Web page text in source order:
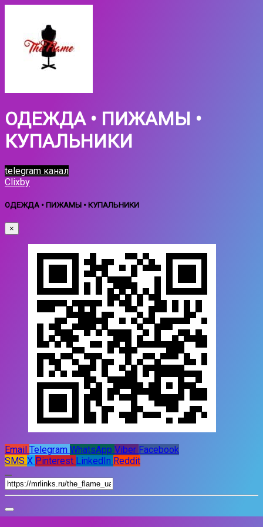
ОДЕЖДА • ПИЖАМЫ •
КУПАЛЬНИКИ
telegram канал
Clixby
ОДЕЖДА • ПИЖАМЫ • КУПАЛЬНИКИ
×
Email Telegram WhatsApp Viber Facebook
SMS X Pinterest LinkedIn Reddit